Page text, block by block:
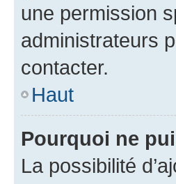
une permission
administrateurs
contacter.
Haut
Pourquoi ne
La possibilité